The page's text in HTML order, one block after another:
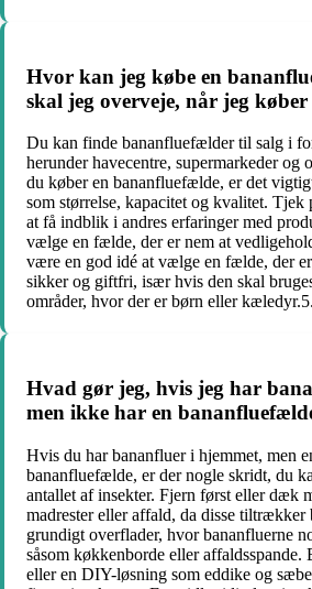
Hvor kan jeg købe en
skal jeg overveje, når jeg køber
Du kan finde bananfluefælder til salg i
herunder havecentre, supermarkeder og
du køber en bananfluefælde, er det
som størrelse, kapacitet og kvalitet. Tjek
at få indblik i andres erfaringer med
vælge en fælde, der er nem at
være en god idé at vælge en fælde, der
sikker og giftfri, især hvis den skal
områder, hvor der er børn eller kæledyr.5.
Hvad gør jeg, hvis jeg har
men ikke har en
Hvis du har bananfluer i hjemmet, men
bananfluefælde, er der nogle skridt, du
antallet af insekter. Fjern først eller dæk
madrester eller affald, da disse tiltrækker
grundigt overflader, hvor bananfluerne
såsom køkkenborde eller affaldsspande.
eller en DIY-løsning som eddike og